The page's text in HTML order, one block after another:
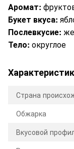
Аромат:
Букет вкуса:
Послевкусие:
Тело: округлое
Страна
Обжарка
Вкусовой